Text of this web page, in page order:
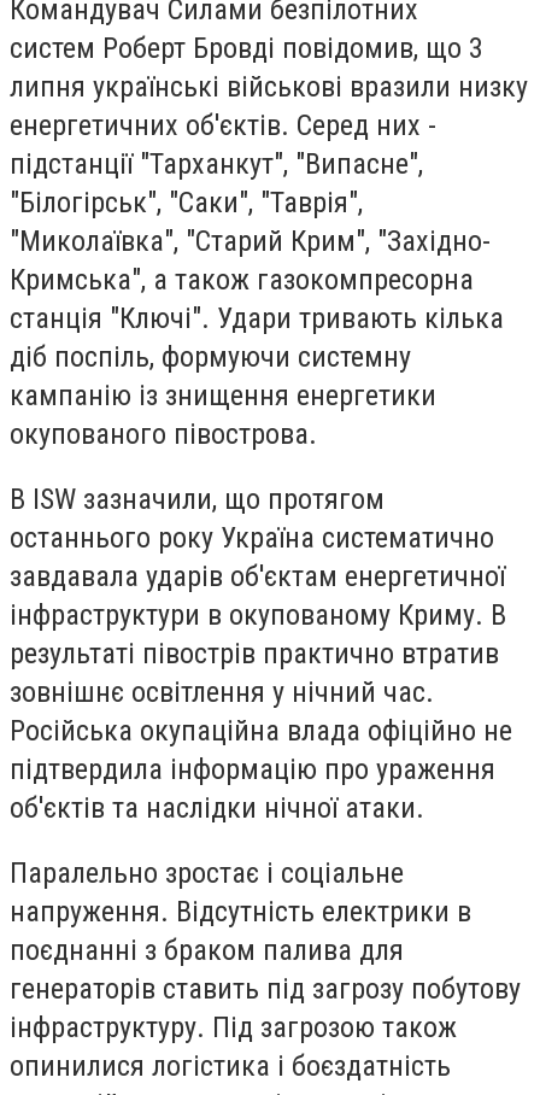
Командувач Силами безпілотних
систем Роберт Бровді повідомив, що 3
липня українські військові вразили низку
енергетичних об'єктів. Серед них -
підстанції "Тарханкут", "Випасне",
"Білогірськ", "Саки", "Таврія",
"Миколаївка", "Старий Крим", "Західно-
Кримська", а також газокомпресорна
станція "Ключі". Удари тривають кілька
діб поспіль, формуючи системну
кампанію із знищення енергетики
окупованого півострова.
В ISW зазначили, що протягом
останнього року Україна систематично
завдавала ударів об'єктам енергетичної
інфраструктури в окупованому Криму. В
результаті півострів практично втратив
зовнішнє освітлення у нічний час.
Російська окупаційна влада офіційно не
підтвердила інформацію про ураження
об'єктів та наслідки нічної атаки.
Паралельно зростає і соціальне
напруження. Відсутність електрики в
поєднанні з браком палива для
генераторів ставить під загрозу побутову
інфраструктуру. Під загрозою також
опинилися логістика і боєздатність